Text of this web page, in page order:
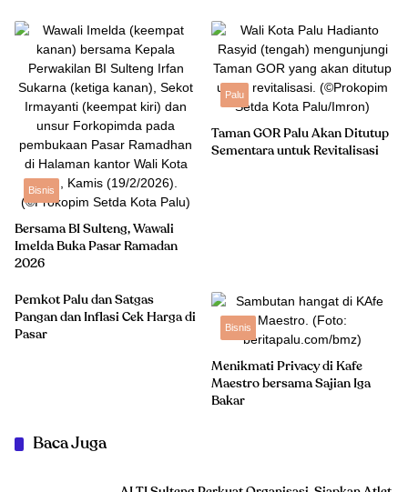
Bisnis
Bersama BI Sulteng, Wawali
Imelda Buka Pasar Ramadan
2026
Palu
Taman GOR Palu Akan Ditutup
Sementara untuk Revitalisasi
Pemkot Palu dan Satgas
Pangan dan Inflasi Cek Harga di
Pasar
Bisnis
Menikmati Privacy di Kafe
Maestro bersama Sajian Iga
Bakar
Baca Juga